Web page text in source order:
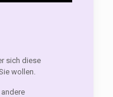
sich diese
wollen.